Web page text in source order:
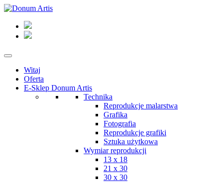
Witaj
Oferta
E-Sklep Donum Artis
Technika
Reprodukcje malarstwa
Grafika
Fotografia
Reprodukcje grafiki
Sztuka użytkowa
Wymiar reprodukcji
13 x 18
21 x 30
30 x 30